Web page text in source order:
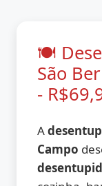
🍽️
São
-
A
Campo